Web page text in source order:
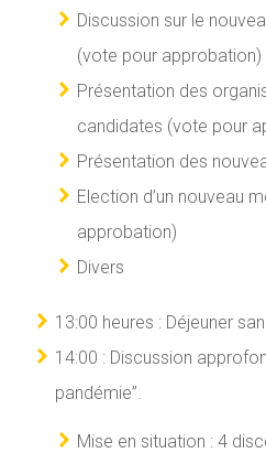
Discussion sur le
(vote pour approbation)
Présentation des
candidates (vote pour
Présentation des
Election d’un nouveau
approbation)
Divers
13:00 heures : Déjeuner
14:00 : Discussion
pandémie”.
Mise en situation : 4